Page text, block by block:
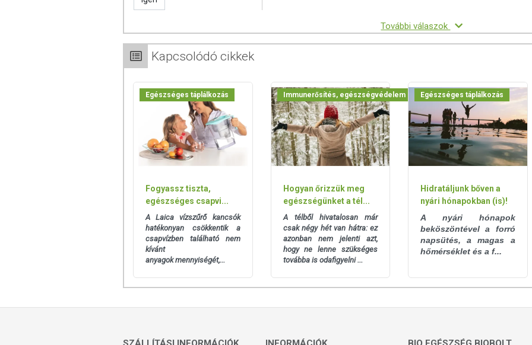
További válaszok
Kapcsolódó cikkek
Egészséges táplálkozás
Fogyassz tiszta,
egészséges csapvi...
A Laica vízszűrő kancsók
hatékonyan csökkentik a
csapvízben található nem
kívánt
anyagok mennyiségét,...
Immunerősítés, egészségvédelem
Hogyan őrizzük meg
egészségünket a tél...
A télből hivatalosan már
csak négy hét van hátra: ez
azonban nem jelenti azt,
hogy ne lenne szükséges
továbba is odafigyelni ...
Egészséges táplálkozás
Hidratáljunk bőven a
nyári hónapokban (is)!
A nyári hónapok
beköszöntével a forró
napsütés, a magas a
hőmérséklet és a f...